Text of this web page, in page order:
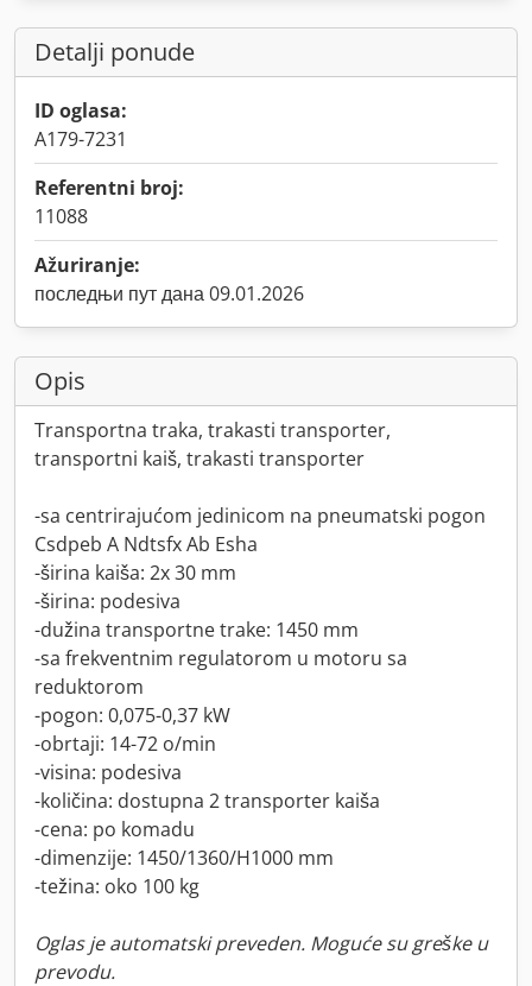
Detalji ponude
ID oglasa:
A179-7231
Referentni broj:
11088
Ažuriranje:
последњи пут дана 09.01.2026
Opis
Transportna traka, trakasti transporter,
transportni kaiš, trakasti transporter
-sa centrirajućom jedinicom na pneumatski pogon
Csdpeb A Ndtsfx Ab Esha
-širina kaiša: 2x 30 mm
-širina: podesiva
-dužina transportne trake: 1450 mm
-sa frekventnim regulatorom u motoru sa
reduktorom
-pogon: 0,075-0,37 kW
-obrtaji: 14-72 o/min
-visina: podesiva
-količina: dostupna 2 transporter kaiša
-cena: po komadu
-dimenzije: 1450/1360/H1000 mm
-težina: oko 100 kg
Oglas je automatski preveden. Moguće su greške u
prevodu.